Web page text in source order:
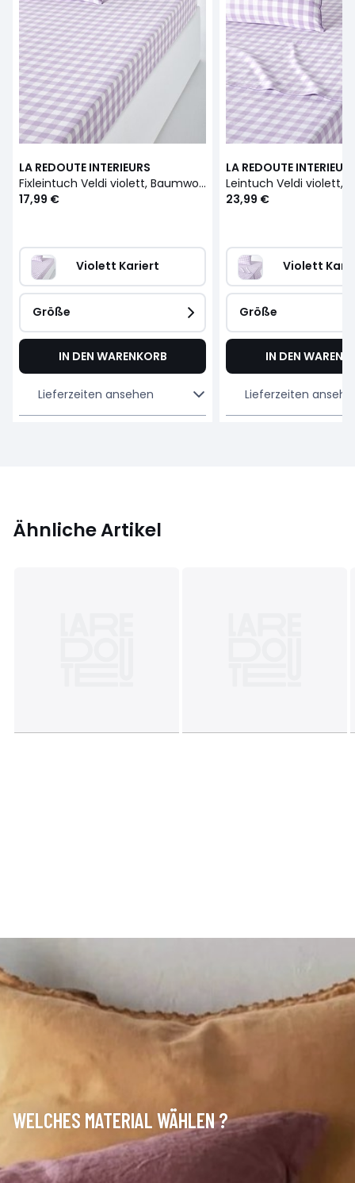
LA REDOUTE INTERIEURS
Fixleintuch Veldi violett, Baumwolle, Umschlag 30 cm
17,99 €
Violett Kariert
Größe
IN DEN WARENKORB
Lieferzeiten ansehen
LA REDOUTE
Leintuch Veldi violett,
23,99 €
Violett
Größe
IN DEN
Lieferzeiten
Ähnliche Artikel
WELCHES MATERIAL WÄHLEN ?